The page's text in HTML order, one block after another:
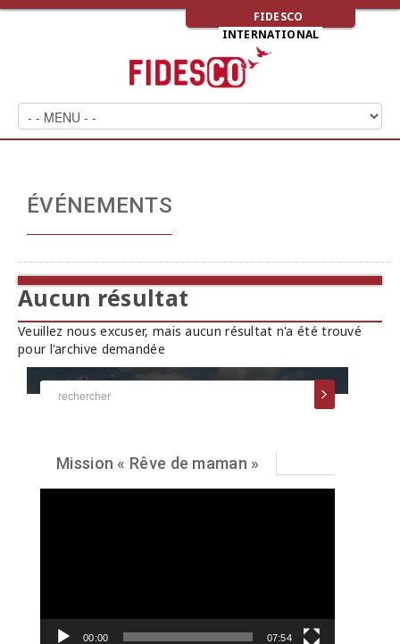
FIDESCO
INTERNATIONAL
ÉVÉNEMENTS
Aucun résultat
Veuillez nous excuser, mais aucun résultat n'a été trouvé
pour l'archive demandée
Mission « Rêve de maman »
00:00 07:54